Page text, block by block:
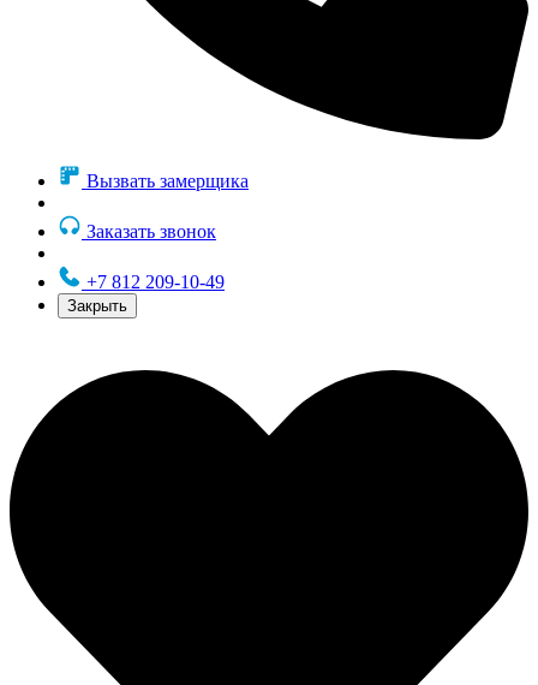
Вызвать замерщика
Заказать звонок
+7 812 209-10-49
Закрыть